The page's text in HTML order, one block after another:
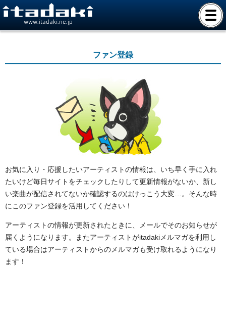
www.itadaki.ne.jp
ファン登録
お気に入り・応援したいアーティストの情報は、いち早く手に入れ
たいけど毎日サイトをチェックしたりして更新情報がないか、新し
い楽曲が配信されてないか確認するのはけっこう大変…。そんな時
にこのファン登録を活用してください！
アーティストの情報が更新されたときに、メールでそのお知らせが
届くようになります。またアーティストがitadakiメルマガを利用し
ている場合はアーティストからのメルマガも受け取れるようになり
ます！